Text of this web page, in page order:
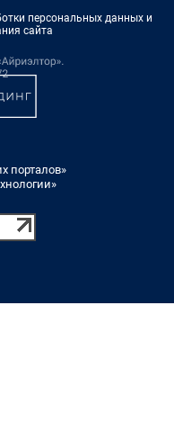
персональных данных и
сайта
порталов»